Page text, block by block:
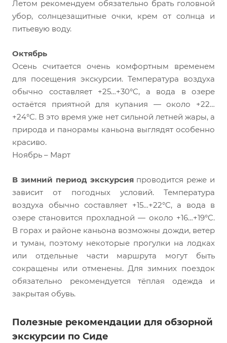
Летом рекомендуем обязательно брать головной
убор, солнцезащитные очки, крем от солнца и
питьевую воду.
Октябрь
Осень считается очень комфортным временем
для посещения экскурсии. Температура воздуха
обычно составляет +25…+30°C, а вода в озере
остаётся приятной для купания — около +22…
+24°C. В это время уже нет сильной летней жары, а
природа и панорамы каньона выглядят особенно
красиво.
Ноябрь – Март
В зимний период экскурсияпроводится реже и
зависит от погодных условий. Температура
воздуха обычно составляет +15…+22°C, а вода в
озере становится прохладной — около +16…+19°C.
В горах и районе каньона возможны дожди, ветер
и туман, поэтому некоторые прогулки на лодках
или отдельные части маршрута могут быть
сокращены или отменены. Для зимних поездок
обязательно рекомендуется тёплая одежда и
закрытая обувь.
Полезные рекомендации для обзорной
экскурсии по Сиде